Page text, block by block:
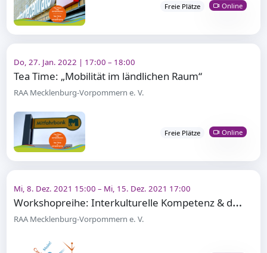
Freie Plätze Online
Do, 27. Jan. 2022 | 17:00 – 18:00
Tea Time: „Mobilität im ländlichen Raum“
RAA Mecklenburg-Vorpommern e. V.
Freie Plätze Online
Mi, 8. Dez. 2021 15:00 – Mi, 15. Dez. 2021 17:00
W
orkshopreihe: Interkulturelle Kompetenz & deutsch-polnisches Leben
RAA Mecklenburg-Vorpommern e. V.